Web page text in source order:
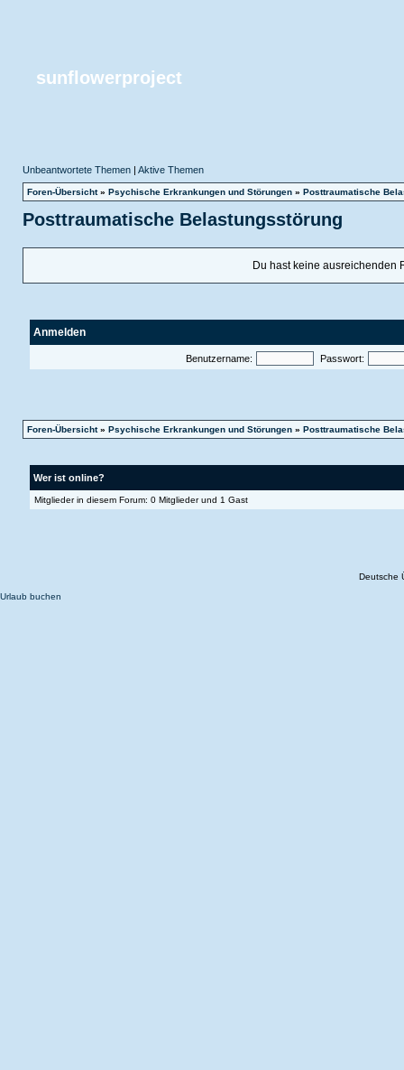
sunflowerproject
Unbeantwortete Themen| Aktive Themen
Foren-Übersicht» Psychische Erkrankungen und Störungen» Posttraumatische
Posttraumatische Belastungsstörung
Du hast keine ausreichenden
Anmelden
Benutzername: Passwort:
Foren-Übersicht» Psychische Erkrankungen und Störungen» Posttraumatische
Wer ist online?
Mitglieder in diesem Forum: 0 Mitglieder und 1 Gast
Deutsche
Urlaub buchen